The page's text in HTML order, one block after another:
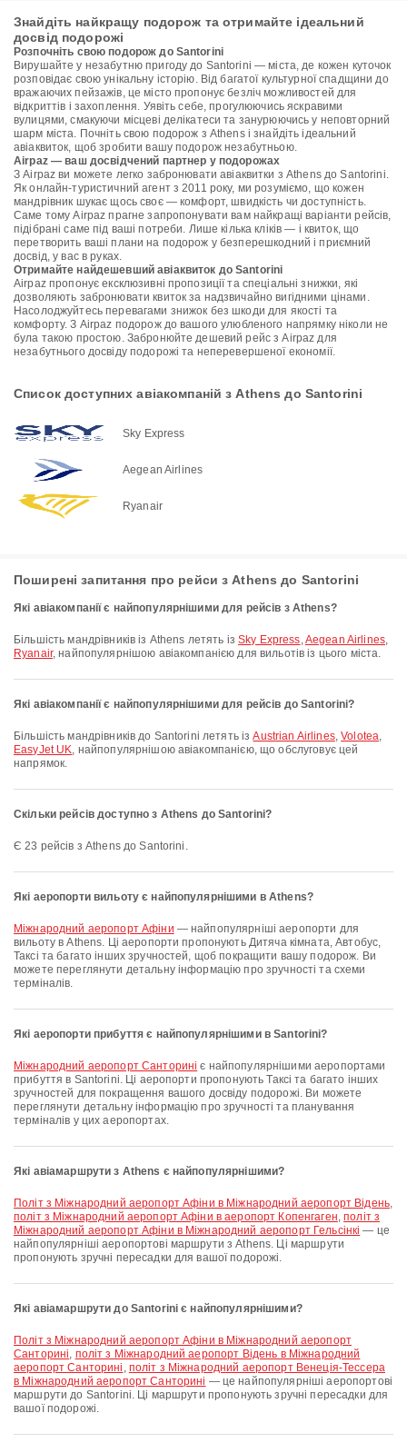
Знайдіть найкращу подорож та отримайте ідеальний
досвід подорожі
Розпочніть свою подорож до Santorini
Вирушайте у незабутню пригоду до Santorini — міста, де кожен куточок
розповідає свою унікальну історію. Від багатої культурної спадщини до
вражаючих пейзажів, це місто пропонує безліч можливостей для
відкриттів і захоплення. Уявіть себе, прогулюючись яскравими
вулицями, смакуючи місцеві делікатеси та занурюючись у неповторний
шарм міста. Почніть свою подорож з Athens і знайдіть ідеальний
авіаквиток, щоб зробити вашу подорож незабутньою.
Airpaz — ваш досвідчений партнер у подорожах
З Airpaz ви можете легко забронювати авіаквитки з Athens до Santorini.
Як онлайн-туристичний агент з 2011 року, ми розуміємо, що кожен
мандрівник шукає щось своє — комфорт, швидкість чи доступність.
Саме тому Airpaz прагне запропонувати вам найкращі варіанти рейсів,
підібрані саме під ваші потреби. Лише кілька кліків — і квиток, що
перетворить ваші плани на подорож у безперешкодний і приємний
досвід, у вас в руках.
Отримайте найдешевший авіаквиток до Santorini
Airpaz пропонує ексклюзивні пропозиції та спеціальні знижки, які
дозволяють забронювати квиток за надзвичайно вигідними цінами.
Насолоджуйтесь перевагами знижок без шкоди для якості та
комфорту. З Airpaz подорож до вашого улюбленого напрямку ніколи не
була такою простою. Забронюйте дешевий рейс з Airpaz для
незабутнього досвіду подорожі та неперевершеної економії.
Список доступних авіакомпаній з Athens до Santorini
Sky Express
Aegean Airlines
Ryanair
Поширені запитання про рейси з Athens до Santorini
Які авіакомпанії є найпопулярнішими для рейсів з Athens?
Більшість мандрівників із Athens летять ізSky Express,Aegean Airlines,
Ryanair, найпопулярнішою авіакомпанією для вильотів із цього міста.
Які авіакомпанії є найпопулярнішими для рейсів до Santorini?
Більшість мандрівників до Santorini летять ізAustrian Airlines,Volotea,
EasyJet UK, найпопулярнішою авіакомпанією, що обслуговує цей
напрямок.
Скільки рейсів доступно з Athens до Santorini?
Є 23 рейсів з Athens до Santorini.
Які аеропорти вильоту є найпопулярнішими в Athens?
Міжнародний аеропорт Афіни — найпопулярніші аеропорти для
вильоту в Athens. Ці аеропорти пропонують Дитяча кімната, Автобус,
Таксі та багато інших зручностей, щоб покращити вашу подорож. Ви
можете переглянути детальну інформацію про зручності та схеми
терміналів.
Які аеропорти прибуття є найпопулярнішими в Santorini?
Міжнародний аеропорт Санторині є найпопулярнішими аеропортами
прибуття в Santorini. Ці аеропорти пропонують Таксі та багато інших
зручностей для покращення вашого досвіду подорожі. Ви можете
переглянути детальну інформацію про зручності та планування
терміналів у цих аеропортах.
Які авіамаршрути з Athens є найпопулярнішими?
політ з Міжнародний аеропорт Афіни в Міжнародний аеропорт Відень,
політ з Міжнародний аеропорт Афіни в аеропорт Копенгаген,політ з
Міжнародний аеропорт Афіни в Міжнародний аеропорт Гельсінкі — це
найпопулярніші аеропортові маршрути з Athens. Ці маршрути
пропонують зручні пересадки для вашої подорожі.
Які авіамаршрути до Santorini є найпопулярнішими?
політ з Міжнародний аеропорт Афіни в Міжнародний аеропорт
Санторині, політ з Міжнародний аеропорт Відень в Міжнародний
аеропорт Санторині , політ з Міжнародний аеропорт Венеція-Тессера
в Міжнародний аеропорт Санторині — це найпопулярніші аеропортові
маршрути до Santorini. Ці маршрути пропонують зручні пересадки для
вашої подорожі.